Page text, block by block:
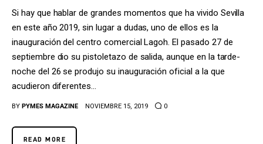
Si hay que hablar de grandes momentos que ha vivido Sevilla
en este año 2019, sin lugar a dudas, uno de ellos es la
inauguración del centro comercial Lagoh. El pasado 27 de
septiembre dio su pistoletazo de salida, aunque en la tarde-
noche del 26 se produjo su inauguración oficial a la que
acudieron diferentes…
BY PYMES MAGAZINE NOVIEMBRE 15, 2019 0
READ MORE